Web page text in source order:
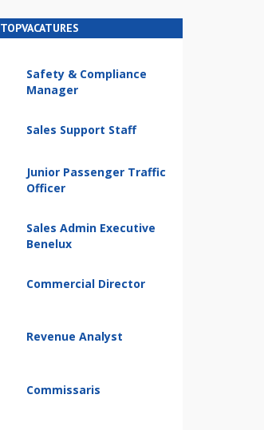
TOPVACATURES
Safety & Compliance
Manager
Sales Support Staff
Junior Passenger Traffic
Officer
Sales Admin Executive
Benelux
Commercial Director
Revenue Analyst
Commissaris